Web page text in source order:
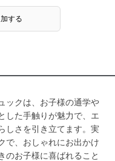
する
ックは、お子様の通学や
した手触りが魅力で、エ
しさを引き立てます。実
で、おしゃれにお出かけ
のお子様に喜ばれること